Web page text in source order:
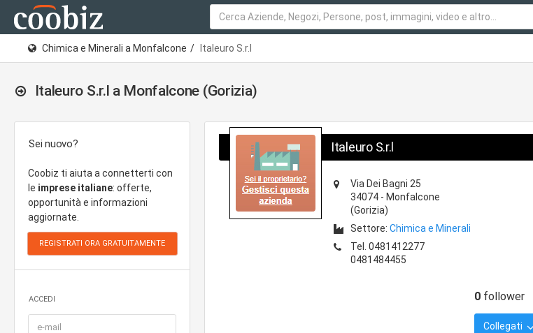
Chimica e Minerali a Monfalcone Italeuro S.r.l
Italeuro S.r.l a Monfalcone (Gorizia)
Sei nuovo?
Coobiz ti aiuta a connetterti con
le imprese italiane: offerte,
opportunità e informazioni
aggiornate.
ACCEDI
Italeuro S.r.l
Via Dei Bagni 25
34074 - Monfalcone
(Gorizia)
Settore: Chimica e Minerali
Tel. 0481412277
0481484455
0 follower
Collegati